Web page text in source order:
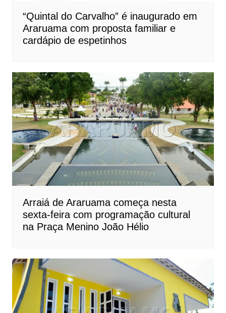
“Quintal do Carvalho” é inaugurado em
Araruama com proposta familiar e
cardápio de espetinhos
Arraiá de Araruama começa nesta
sexta-feira com programação cultural
na Praça Menino João Hélio